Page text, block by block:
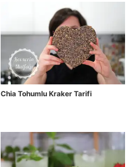
Chia Tohumlu Kraker Tarifi